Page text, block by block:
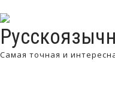
Самая точная и